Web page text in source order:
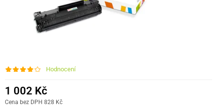
Hodnocení
1 002 Kč
Cena bez DPH 828 Kč